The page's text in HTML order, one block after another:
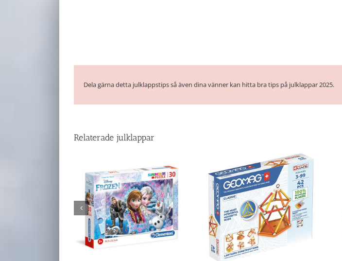
Dela gärna detta julklappstips så även dina vänner kan hitta bra tips på julklappar 2025.
Relaterade julklappar